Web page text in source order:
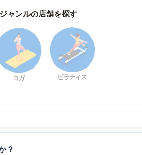
ャンルの店舗を探す
ヨガ ピラティス
？